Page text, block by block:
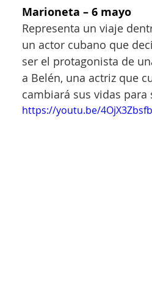
Marioneta – 6 mayo
Representa un viaje
un actor cubano que
ser el protagonista de
a Belén, una actriz que
cambiará sus vidas para
https://youtu.be/